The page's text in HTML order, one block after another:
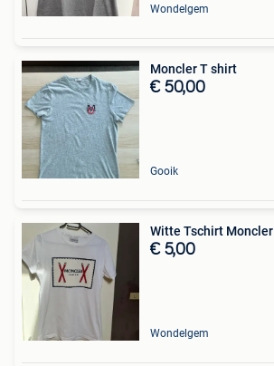
Wondelgem
Moncler T shirt
€ 50,00
Gooik
Witte Tschirt Moncler
€ 5,00
Wondelgem